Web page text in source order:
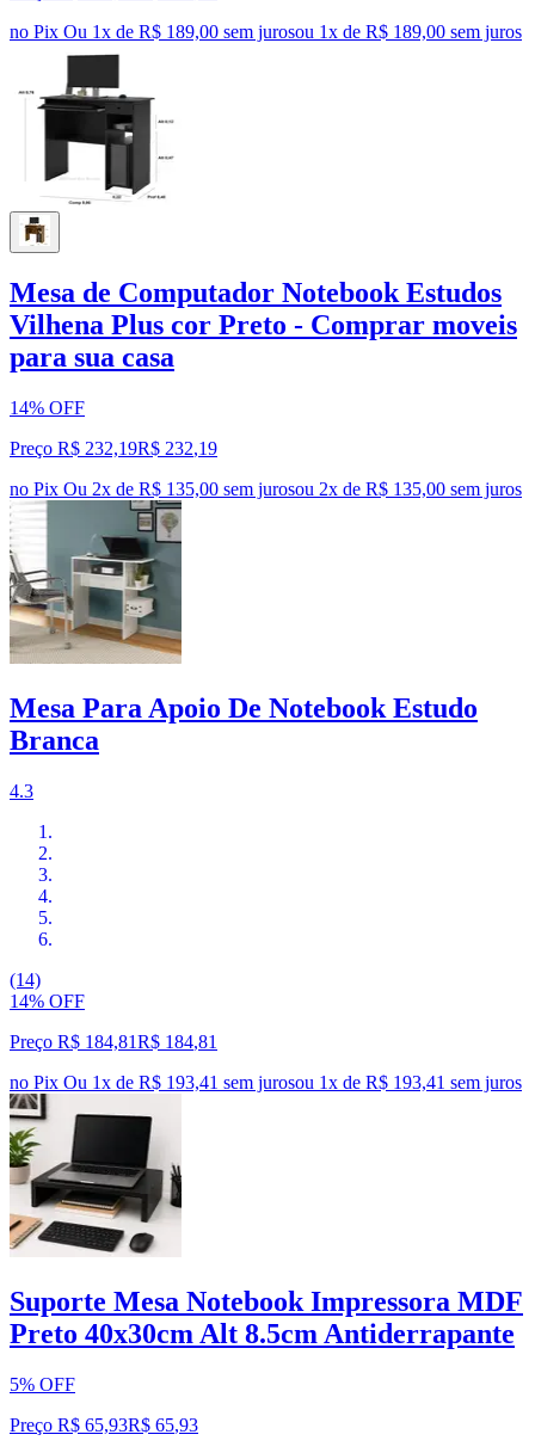
no Pix Ou 1x de R$ 189,00 sem jurosou 1x de R$ 189,00 sem juros
Mesa de Computador Notebook Estudos
Vilhena Plus cor Preto - Comprar moveis
para sua casa
14% OFF
Preço R$ 232,19R$ 232,19
no Pix Ou 2x de R$ 135,00 sem jurosou 2x de R$ 135,00 sem juros
Mesa Para Apoio De Notebook Estudo
Branca
4.3
(14)
14% OFF
Preço R$ 184,81R$ 184,81
no Pix Ou 1x de R$ 193,41 sem jurosou 1x de R$ 193,41 sem juros
Suporte Mesa Notebook Impressora MDF
Preto 40x30cm Alt 8.5cm Antiderrapante
5% OFF
Preço R$ 65,93R$ 65,93